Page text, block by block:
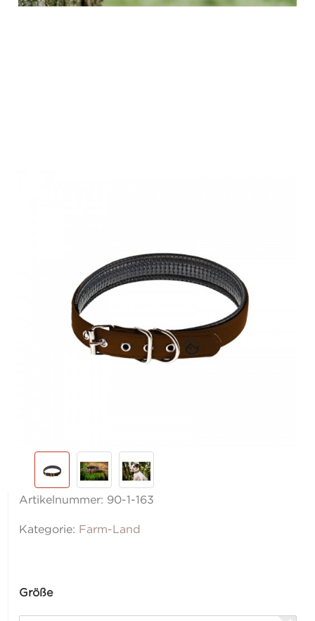
Artikelnummer: 90-1-163
Kategorie: Farm-Land
Größe